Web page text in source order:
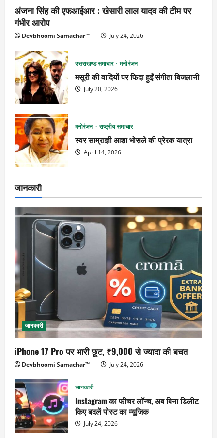
अंजना सिंह की एफआईआर : खेसारी लाल यादव की टीम पर
गंभीर आरोप
Devbhoomi Samachar™ July 24, 2026
उत्तराखण्ड समाचार मनोरंजन
मसूरी की वादियों पर फिदा हुईं संगीता बिजलानी
July 20, 2026
मनोरंजन राष्ट्रीय समाचार
स्वर साम्राज्ञी आशा भोसले की प्रेरक यात्रा
April 14, 2026
जानकारी
जानकारी
iPhone 17 Pro पर भारी छूट, ₹9,000 से ज्यादा की बचत
Devbhoomi Samachar™ July 24, 2026
जानकारी
Instagram का फीचर लॉन्च, अब बिना डिलीट
किए बदलें पोस्ट का म्यूजिक
July 24, 2026